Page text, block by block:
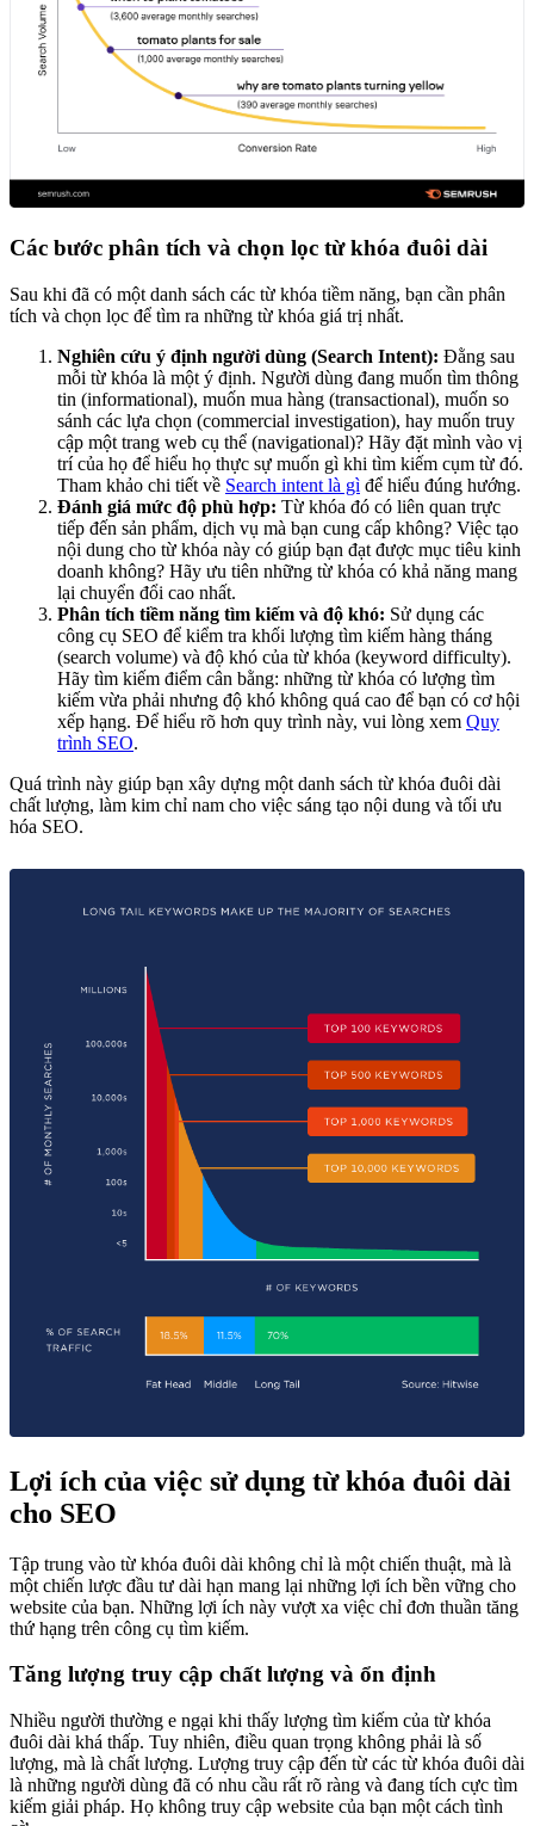
Các bước phân tích và chọn lọc từ khóa đuôi dài
Sau khi đã có một danh sách các từ khóa tiềm năng, bạn cần phân
tích và chọn lọc để tìm ra những từ khóa giá trị nhất.
Nghiên cứu ý định người dùng (Search Intent): Đằng sau
mỗi từ khóa là một ý định. Người dùng đang muốn tìm thông
tin (informational), muốn mua hàng (transactional), muốn so
sánh các lựa chọn (commercial investigation), hay muốn truy
cập một trang web cụ thể (navigational)? Hãy đặt mình vào vị
trí của họ để hiểu họ thực sự muốn gì khi tìm kiếm cụm từ đó.
Tham khảo chi tiết về Search intent là gì để hiểu đúng hướng.
Đánh giá mức độ phù hợp: Từ khóa đó có liên quan trực
tiếp đến sản phẩm, dịch vụ mà bạn cung cấp không? Việc tạo
nội dung cho từ khóa này có giúp bạn đạt được mục tiêu kinh
doanh không? Hãy ưu tiên những từ khóa có khả năng mang
lại chuyển đổi cao nhất.
Phân tích tiềm năng tìm kiếm và độ khó: Sử dụng các
công cụ SEO để kiểm tra khối lượng tìm kiếm hàng tháng
(search volume) và độ khó của từ khóa (keyword difficulty).
Hãy tìm kiếm điểm cân bằng: những từ khóa có lượng tìm
kiếm vừa phải nhưng độ khó không quá cao để bạn có cơ hội
xếp hạng. Để hiểu rõ hơn quy trình này, vui lòng xem Quy
trình SEO.
Quá trình này giúp bạn xây dựng một danh sách từ khóa đuôi dài
chất lượng, làm kim chỉ nam cho việc sáng tạo nội dung và tối ưu
hóa SEO.
Lợi ích của việc sử dụng từ khóa đuôi dài
cho SEO
Tập trung vào từ khóa đuôi dài không chỉ là một chiến thuật, mà là
một chiến lược đầu tư dài hạn mang lại những lợi ích bền vững cho
website của bạn. Những lợi ích này vượt xa việc chỉ đơn thuần tăng
thứ hạng trên công cụ tìm kiếm.
Tăng lượng truy cập chất lượng và ổn định
Nhiều người thường e ngại khi thấy lượng tìm kiếm của từ khóa
đuôi dài khá thấp. Tuy nhiên, điều quan trọng không phải là số
lượng, mà là chất lượng. Lượng truy cập đến từ các từ khóa đuôi dài
là những người dùng đã có nhu cầu rất rõ ràng và đang tích cực tìm
kiếm giải pháp. Họ không truy cập website của bạn một cách tình